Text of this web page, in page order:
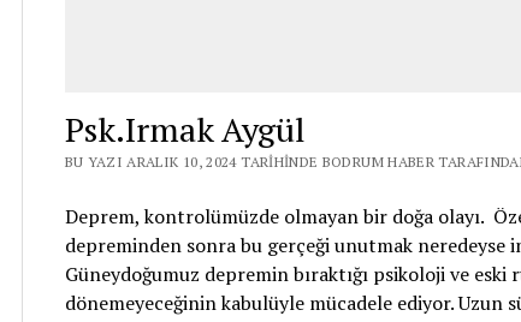
Psk.Irmak Aygül
BU YAZI ARALIK 10, 2024 TARIHINDE BODRUM HABER
Deprem, kontrolümüzde olmayan bir doğa olayı.
depreminden sonra bu gerçeği unutmak neredeyse
Güneydoğumuz depremin bıraktığı psikoloji ve
dönemeyeceğinin kabulüyle mücadele ediyor. Uzun